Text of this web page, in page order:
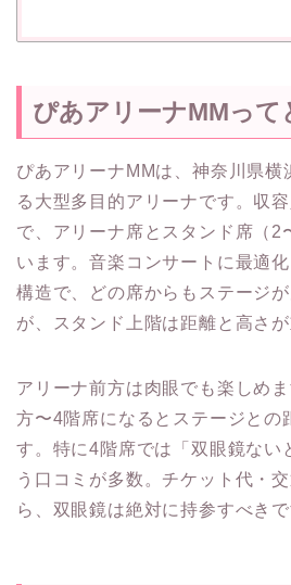
ぴあアリーナMMって
ぴあアリーナMMは、神奈川県横
る大型多目的アリーナです。収
で、アリーナ席とスタンド席（2
います。音楽コンサートに最適
構造で、どの席からもステージ
が、スタンド上階は距離と高さが
アリーナ前方は肉眼でも楽しめ
方〜4階席になるとステージとの
す。特に4階席では「双眼鏡ない
う口コミが多数。チケット代・
ら、双眼鏡は絶対に持参すべきで